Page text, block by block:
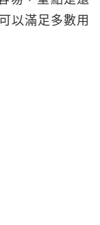
以滿足多數用